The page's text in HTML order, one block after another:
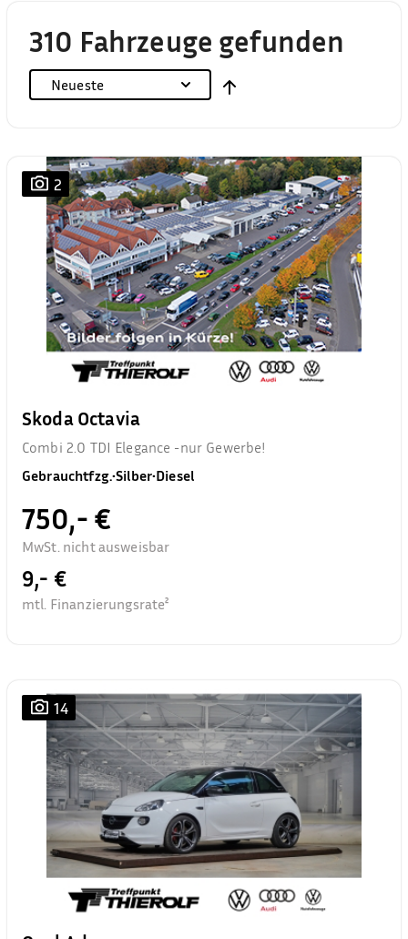
310 Fahrzeuge gefunden
Neueste
2
Skoda Octavia
Combi 2.0 TDI Elegance -nur Gewerbe!
Gebrauchtfzg.•Silber•Diesel
750,- €
MwSt. nicht ausweisbar
9,- €
mtl. Finanzierungsrate²
14